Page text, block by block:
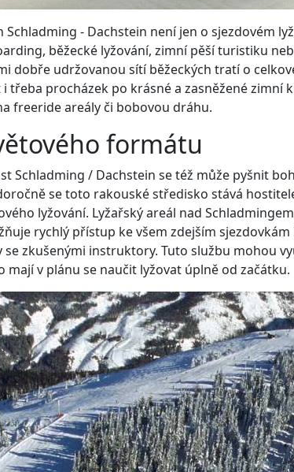
Schladming - Dachstein není jen o sjezdovém
běžecké lyžování, zimní pěší turistiku
dobře udržovanou sítí běžeckých tratí o
třeba procházek po krásné a zasněžené zimní
freeride areály či bobovou dráhu.
formátu
Schladming / Dachstein se též může pyšnit
se toto rakouské středisko stává
lyžování. Lyžařský areál nad
rychlý přístup ke všem zdejším
se zkušenými instruktory. Tuto službu mohou
mají v plánu se naučit lyžovat úplně od začátku.